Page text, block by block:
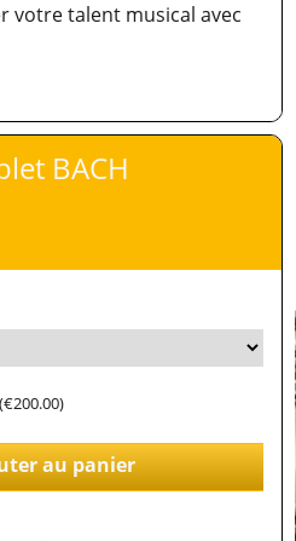
votre talent musical avec
BACH
(€200.00)
au panier